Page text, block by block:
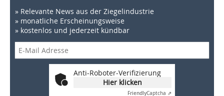
» Relevante News aus der Ziegelindustrie
» monatliche Erscheinungsweise
» kostenlos und jederzeit kündbar
Anti-Roboter-Verifizierung
Hier klicken
FriendlyCaptcha ⇗